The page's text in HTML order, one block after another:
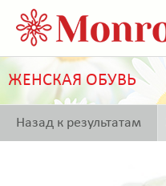
ЖЕНСКАЯ ОБУВЬ
Назад к результатам